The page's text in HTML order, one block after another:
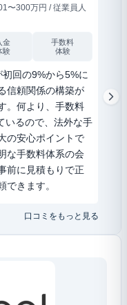
〜300万円 / 従業員人
金
験
手数料
体験
回の9%から5%に
信頼関係の構築が
。何より、手数料
いるので、法外な手
の安心ポイントで
な手数料体系の会
前に見積もりで正
できます。
番
の
口コミをもっと見る